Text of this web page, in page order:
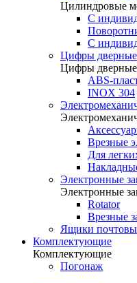
Цилиндровые
C
С
Цифры дверные
Цифры дверные
ABS-
INOX 304
Врезные
Для
Электронные
Электронные
Rotator
Врезные
Ящики
Комплектующие
Комплектующие
Погонаж